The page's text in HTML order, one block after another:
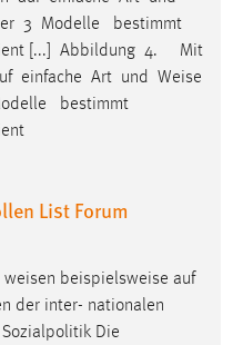
3 Modelle bestimmt
[...] Abbildung 4. Mit
einfache Art und Weise
bestimmt
List Forum
weisen beispielsweise auf
der inter- nationalen
Die
und Social Media
werden von diesen